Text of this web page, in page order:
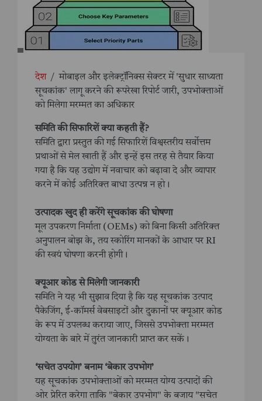
देश / मोबाइल और इलेक्ट्रॉनिक्स सेक्टर में 'सुधार साध्यता
सूचकांक' लागू करने की रूपरेखा रिपोर्ट जारी, उपभोक्ताओं
को मिलेगा मरम्मत का अधिकार
समिति की सिफारिशें क्या कहती हैं?
समिति द्वारा प्रस्तुत की गई सिफारिशें विश्वस्तरीय सर्वोत्तम
प्रथाओं से मेल खाती हैं और इन्हें इस तरह से तैयार किया
गया है कि यह उद्योग में नवाचार को बढ़ावा दे और व्यापार
करने में कोई अतिरिक्त बाधा उत्पन्न न हो।
उत्पादक खुद ही करेंगे सूचकांक की घोषणा
मूल उपकरण निर्माता (OEMs) को बिना किसी अतिरिक्त
अनुपालन बोझ के, तय स्कोरिंग मानकों के आधार पर RI
की स्वयं घोषणा करनी होगी।
क्यूआर कोड से मिलेगी जानकारी
समिति ने यह भी सुझाव दिया है कि यह सूचकांक उत्पाद
पैकेजिंग, ई-कॉमर्स वेबसाइटों और दुकानों पर क्यूआर कोड
के रूप में उपलब्ध कराया जाए, जिससे उपभोक्ता मरम्मत
योग्यता के बारे में तुरंत जानकारी प्राप्त कर सकें।
‘सचेत उपयोग’ बनाम ‘बेकार उपभोग’
यह सूचकांक उपभोक्ताओं को मरम्मत योग्य उत्पादों की
ओर प्रेरित करेगा ताकि "बेकार उपभोग" के बजाय "सचेत